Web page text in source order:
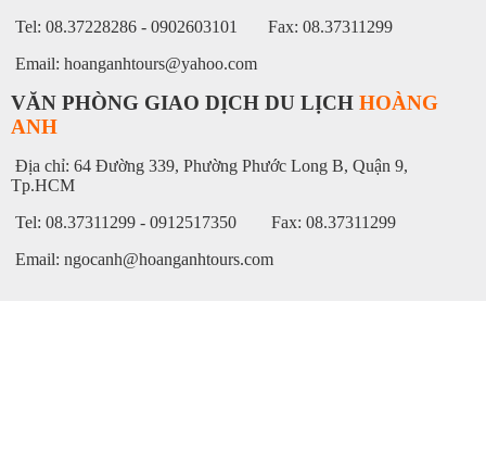
Tel: 08.37228286 - 0902603101 Fax: 08.37311299
Email: hoanganhtours@yahoo.com
VĂN PHÒNG GIAO DỊCH DU LỊCH HOÀNG
ANH
Địa chỉ: 64 Đường 339, Phường Phước Long B, Quận 9,
Tp.HCM
Tel: 08.37311299 - 0912517350 Fax: 08.37311299
Email: ngocanh@hoanganhtours.com